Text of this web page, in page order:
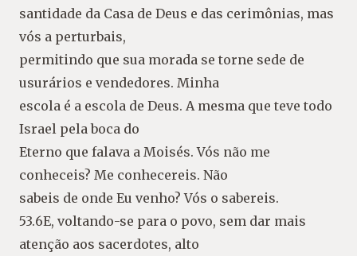
santidade da Casa de Deus e das cerimônias, mas
vós a perturbais,
permitindo que sua morada se torne sede de
usurários e vendedores. Minha
escola é a escola de Deus. A mesma que teve todo
Israel pela boca do
Eterno que falava a Moisés. Vós não me
conheceis? Me conhecereis. Não
sabeis de onde Eu venho? Vós o sabereis.
53.6E, voltando-se para o povo, sem dar mais
atenção aos sacerdotes, alto